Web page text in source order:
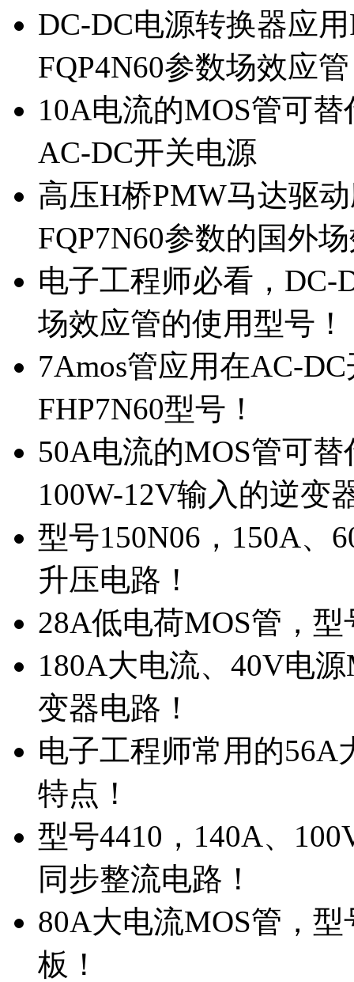
DC-DC电源转换器应
FQP4N60参数场效应
10A电流的MOS管可
AC-DC开关电源
高压H桥PMW马达驱
FQP7N60参数的国外
电子工程师必看，DC-
场效应管的使用型号！
7Amos管应用在AC-
FHP7N60型号！
50A电流的MOS管可
100W-12V输入的逆变
型号150N06，150A、
升压电路！
28A低电荷MOS管，
180A大电流、40V电
变器电路！
电子工程师常用的56A
特点！
型号4410，140A、
同步整流电路！
80A大电流MOS管，
板！